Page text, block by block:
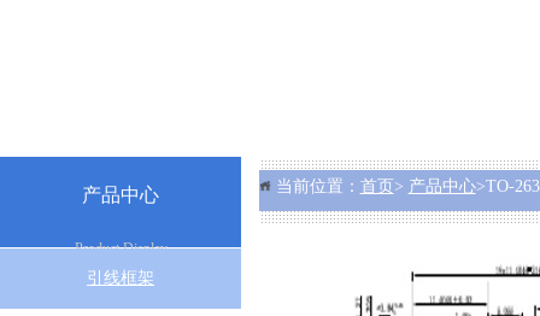
当前位置： 首页 > 产品中心>TO-263
产品中心
Product Display
引线框架